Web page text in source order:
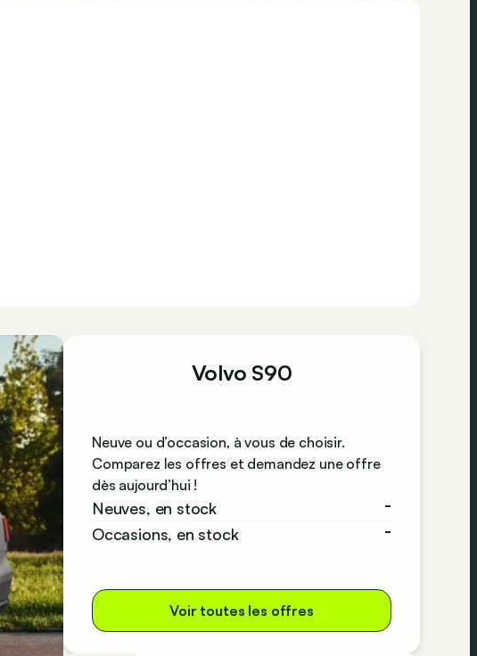
Volvo S90
Neuve ou d’occasion, à vous de choisir.
Comparez les offres et demandez une offre
dès aujourd’hui !
Neuves, en stock
-
Occasions, en stock
-
Voir toutes les offres